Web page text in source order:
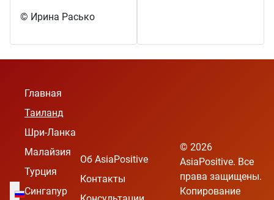
© Ирина Расько
Выберите язык
Главная
Таиланд
Шри-Ланка
Малайзия
Турция
Сингапур
Об AsiaPositive
Контакты
© 2026
AsiaPositive. Все
права защищены.
Копирование